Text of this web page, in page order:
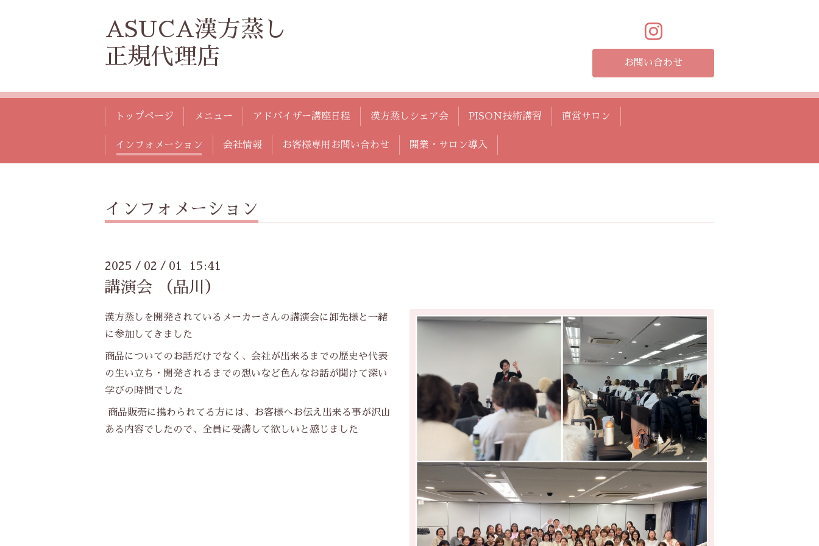
ASUCA漢方蒸し
正規代理店
お問い合わせ
トップページ メニュー アドバイザー講座日程 漢方蒸しシェア会 PISON技術講習 直営サロン
インフォメーション 会社情報 お客様専用お問い合わせ 開業・サロン導入
インフォメーション
2025 / 02 / 01 15:41
講演会 （品川）
漢方蒸しを開発されているメーカーさんの講演会に卸先様と一緒
に参加してきました
商品についてのお話だけでなく、会社が出来るまでの歴史や代表
の生い立ち・開発されるまでの想いなど色んなお話が聞けて深い
学びの時間でした
商品販売に携わられてる方には、お客様へお伝え出来る事が沢山
ある内容でしたので、全員に受講して欲しいと感じました